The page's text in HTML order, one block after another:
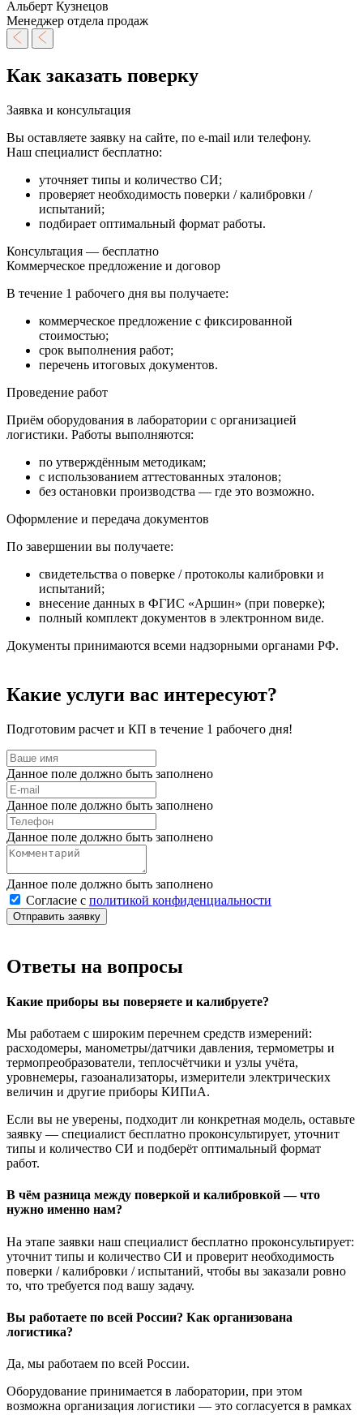
Альберт Кузнецов
Менеджер отдела продаж
Как заказать поверку
Заявка и консультация
Вы оставляете заявку на сайте, по e-mail или телефону.
Наш специалист бесплатно:
уточняет типы и количество СИ;
проверяет необходимость поверки / калибровки /
испытаний;
подбирает оптимальный формат работы.
Консультация — бесплатно
Коммерческое предложение и договор
В течение 1 рабочего дня вы получаете:
коммерческое предложение с фиксированной
стоимостью;
срок выполнения работ;
перечень итоговых документов.
Проведение работ
Приём оборудования в лаборатории с организацией
логистики. Работы выполняются:
по утверждённым методикам;
с использованием аттестованных эталонов;
без остановки производства — где это возможно.
Оформление и передача документов
По завершении вы получаете:
свидетельства о поверке / протоколы калибровки и
испытаний;
внесение данных в ФГИС «Аршин» (при поверке);
полный комплект документов в электронном виде.
Документы принимаются всеми надзорными органами РФ.
Какие услуги вас интересуют?
Подготовим расчет и КП в течение 1 рабочего дня!
Данное поле должно быть заполнено
Данное поле должно быть заполнено
Данное поле должно быть заполнено
Данное поле должно быть заполнено
Согласие с политикой конфиденциальности
Отправить заявку
Ответы на вопросы
Какие приборы вы поверяете и калибруете?
Мы работаем с широким перечнем средств измерений:
расходомеры, манометры/датчики давления, термометры и
термопреобразователи, теплосчётчики и узлы учёта,
уровнемеры, газоанализаторы, измерители электрических
величин и другие приборы КИПиА.
Если вы не уверены, подходит ли конкретная модель, оставьте
заявку — специалист бесплатно проконсультирует, уточнит
типы и количество СИ и подберёт оптимальный формат
работ.
В чём разница между поверкой и калибровкой — что
нужно именно нам?
На этапе заявки наш специалист бесплатно проконсультирует:
уточнит типы и количество СИ и проверит необходимость
поверки / калибровки / испытаний, чтобы вы заказали ровно
то, что требуется под вашу задачу.
Вы работаете по всей России? Как организована
логистика?
Да, мы работаем по всей России.
Оборудование принимается в лаборатории, при этом
возможна организация логистики — это согласуется в рамках